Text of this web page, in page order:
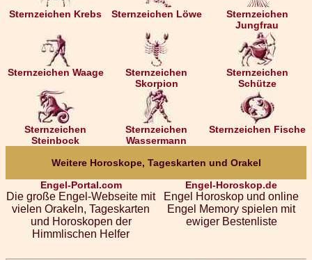
Sternzeichen Krebs Sternzeichen Löwe
Sternzeichen
Jungfrau
Sternzeichen Waage
Sternzeichen
Skorpion
Sternzeichen
Schütze
Sternzeichen
Steinbock
Sternzeichen
Wassermann
Sternzeichen Fische
Weitere Horoskope, Tageskarten und Orakel
Engel-Portal.com
Die große Engel-Webseite mit
vielen Orakeln, Tageskarten
und Horoskopen der
Himmlischen Helfer
Engel-Horoskop.de
Engel Horoskop und online
Engel Memory spielen mit
ewiger Bestenliste